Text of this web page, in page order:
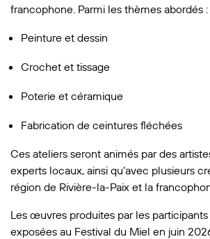
francophone. Parmi les thèmes abordés :
Peinture et dessin
Crochet et tissage
Poterie et céramique
Fabrication de ceintures fléchées
Ces ateliers seront animés par des
experts locaux, ainsi qu’avec plusieurs
région de Rivière-la-Paix et la
Les œuvres produites par les
exposées au Festival du Miel en juin